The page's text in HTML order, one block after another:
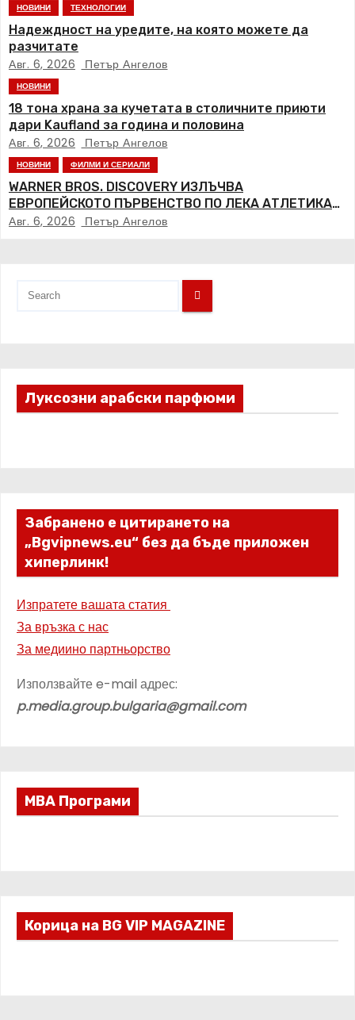
НОВИНИ ТЕХНОЛОГИИ
Надеждност на уредите, на която можете да
разчитате
Авг. 6, 2026 Петър Ангелов
НОВИНИ
18 тона храна за кучетата в столичните приюти
дари Kaufland за година и половина
Авг. 6, 2026 Петър Ангелов
НОВИНИ ФИЛМИ И СЕРИАЛИ
WARNER BROS. DISCOVERY ИЗЛЪЧВА
ЕВРОПЕЙСКОТО ПЪРВЕНСТВО ПО ЛЕКА АТЛЕТИКА
ПРЯКО ПО ЕВРОСПОРТ И В НВО Мах
Авг. 6, 2026 Петър Ангелов
Луксозни арабски парфюми
Забранено е цитирането на
„Bgvipnews.eu“ без да бъде приложен
хиперлинк!
Изпратете вашата статия
За връзка с нас
За медиино партньорство
Използвайте e-mail адрес:
p.media.group.bulgaria@gmail.com
МВА Програми
Корица на BG VIP MAGAZINE